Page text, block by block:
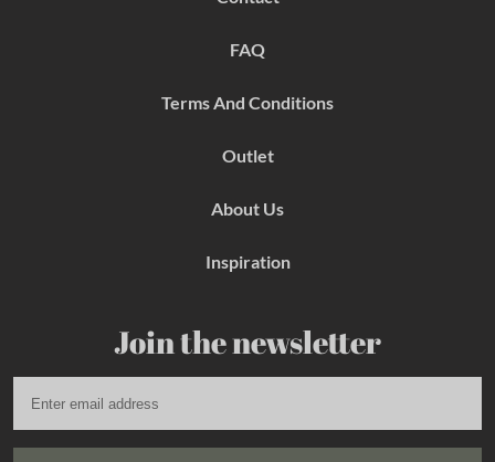
FAQ
Terms And Conditions
Outlet
About Us
Inspiration
Join the newsletter
g
a
m